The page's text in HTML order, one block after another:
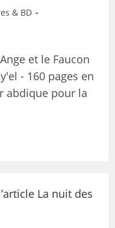
& BD
et le Faucon
- 160 pages en
abdique pour la